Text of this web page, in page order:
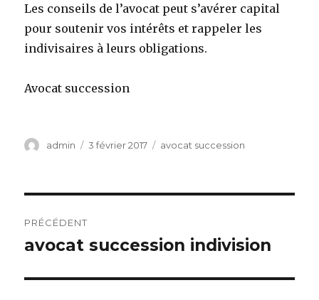
Les conseils de l’avocat peut s’avérer capital
pour soutenir vos intérêts et rappeler les
indivisaires à leurs obligations.
Avocat succession
Auteur
admin
Publié
3 février 2017 Catégories
avocat succession
de
PRÉCÉDENT
Article
avocat succession indivision